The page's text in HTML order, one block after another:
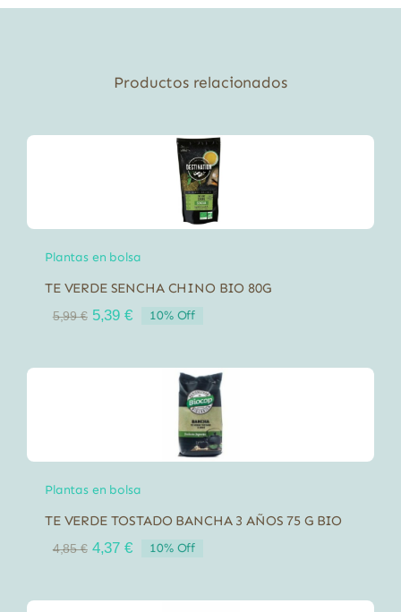
Productos relacionados
Plantas en bolsa
TE VERDE SENCHA CHINO BIO 80G
5,99€ El
era:
5,39 €El
es:
10% Off
Plantas en bolsa
TE VERDE TOSTADO BANCHA 3 AÑOS 75 G BIO
4,85€ El
era:
4,37 €El
es:
10% Off